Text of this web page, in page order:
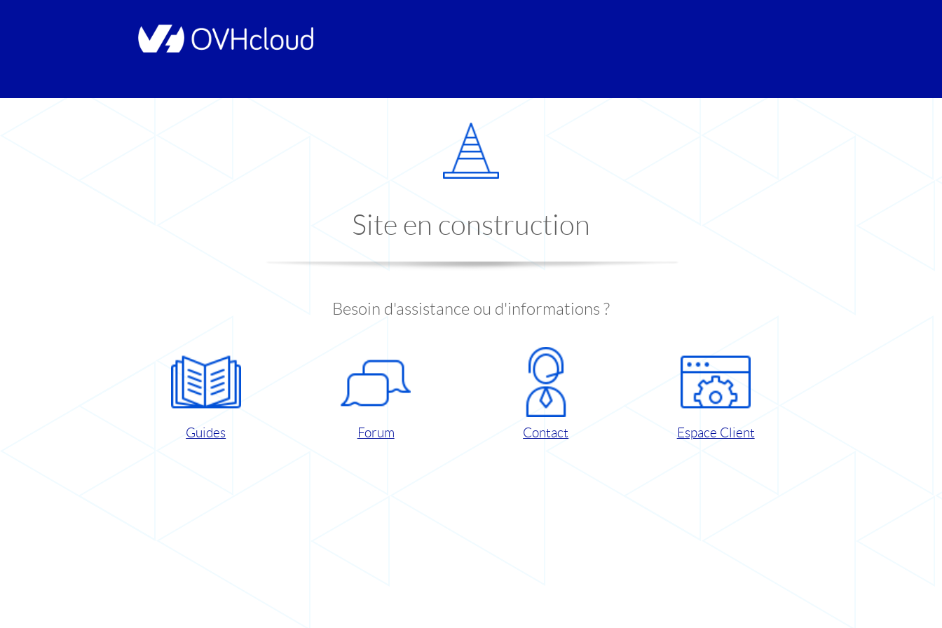
Site en construction
Besoin d'assistance ou d'informations ?
Guides Forum Contact Espace Client